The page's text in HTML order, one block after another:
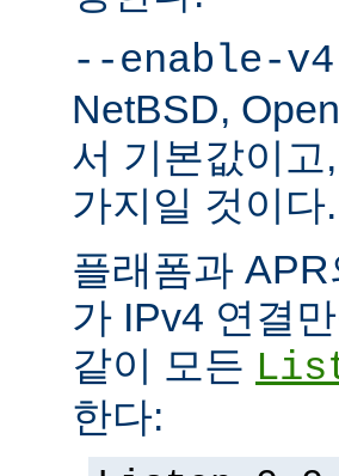
--enable-
NetBSD,
서 기본값이
가지일 것이다.
플래폼과
가 IPv4 연결
같이 모든
한다: